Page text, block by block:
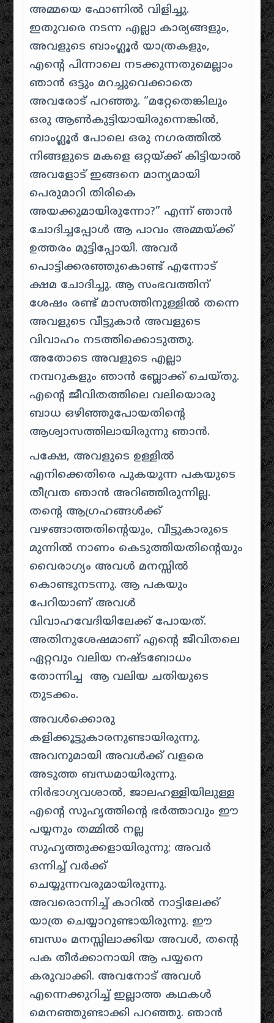
അമ്മയെ ഫോണിൽ വിളിച്ചു.
ഇതുവരെ നടന്ന എല്ലാ കാര്യങ്ങളും,
അവളുടെ ബാംഗ്ലൂർ യാത്രകളും,
എൻ്റെ പിന്നാലെ നടക്കുന്നതുമെല്ലാം
ഞാൻ ഒട്ടും മറച്ചുവെക്കാതെ
അവരോട് പറഞ്ഞു. “മറ്റേതെങ്കിലും
ഒരു ആൺകുട്ടിയായിരുന്നെങ്കിൽ,
ബാംഗ്ലൂർ പോലെ ഒരു നഗരത്തിൽ
നിങ്ങളുടെ മകളെ ഒറ്റയ്ക്ക് കിട്ടിയാൽ
അവളോട് ഇങ്ങനെ മാന്യമായി
പെരുമാറി തിരികെ
അയക്കുമായിരുന്നോ?” എന്ന് ഞാൻ
ചോദിച്ചപ്പോൾ ആ പാവം അമ്മയ്ക്ക്
ഉത്തരം മുട്ടിപ്പോയി. അവർ
പൊട്ടിക്കരഞ്ഞുകൊണ്ട് എന്നോട്
ക്ഷമ ചോദിച്ചു. ആ സംഭവത്തിന്
ശേഷം രണ്ട് മാസത്തിനുള്ളിൽ തന്നെ
അവളുടെ വീട്ടുകാർ അവളുടെ
വിവാഹം നടത്തിക്കൊടുത്തു.
അതോടെ അവളുടെ എല്ലാ
നമ്പറുകളും ഞാൻ ബ്ലോക്ക് ചെയ്തു.
എൻ്റെ ജീവിതത്തിലെ വലിയൊരു
ബാധ ഒഴിഞ്ഞുപോയതിൻ്റെ
ആശ്വാസത്തിലായിരുന്നു ഞാൻ.
പക്ഷേ, അവളുടെ ഉള്ളിൽ
എനിക്കെതിരെ പുകയുന്ന പകയുടെ
തീവ്രത ഞാൻ അറിഞ്ഞിരുന്നില്ല.
തൻ്റെ ആഗ്രഹങ്ങൾക്ക്
വഴങ്ങാത്തതിൻ്റെയും, വീട്ടുകാരുടെ
മുന്നിൽ നാണം കെടുത്തിയതിൻ്റെയും
വൈരാഗ്യം അവൾ മനസ്സിൽ
കൊണ്ടുനടന്നു. ആ പകയും
പേറിയാണ് അവൾ
വിവാഹവേദിയിലേക്ക് പോയത്.
അതിനുശേഷമാണ് എൻ്റെ ജീവിതലെ
ഏറ്റവും വലിയ നഷ്ടബോധം
തോന്നിച്ച ആ വലിയ ചതിയുടെ
തുടക്കം.
അവൾക്കൊരു
കളിക്കൂട്ടുകാരനുണ്ടായിരുന്നു.
അവനുമായി അവൾക്ക് വളരെ
അടുത്ത ബന്ധമായിരുന്നു.
നിർഭാഗ്യവശാൽ, ജാലഹള്ളിയിലുള്ള
എൻ്റെ സുഹൃത്തിൻ്റെ ഭർത്താവും ഈ
പയ്യനും തമ്മിൽ നല്ല
സുഹൃത്തുക്കളായിരുന്നു; അവർ
ഒന്നിച്ച് വർക്ക്
ചെയ്യുന്നവരുമായിരുന്നു.
അവരൊന്നിച്ച് കാറിൽ നാട്ടിലേക്ക്
യാത്ര ചെയ്യാറുണ്ടായിരുന്നു. ഈ
ബന്ധം മനസ്സിലാക്കിയ അവൾ, തൻ്റെ
പക തീർക്കാനായി ആ പയ്യനെ
കരുവാക്കി. അവനോട് അവൾ
എന്നെക്കുറിച്ച് ഇല്ലാത്ത കഥകൾ
മെനഞ്ഞുണ്ടാക്കി പറഞ്ഞു. ഞാൻ